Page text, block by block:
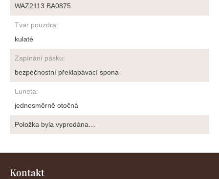
WAZ2113.BA0875
Tvar pouzdra:
kulaté
Zapínání pásku:
bezpečnostní překlapávací spona
Luneta:
jednosměrně otočná
Položka byla vyprodána…
Kontakt